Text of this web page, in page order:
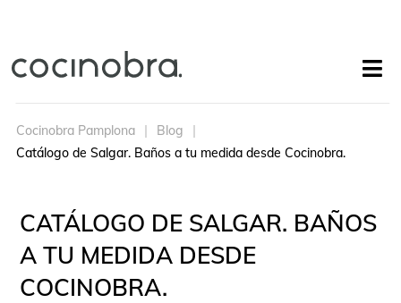
Cocinobra Pamplona
Blog
Catálogo de Salgar. Baños a tu medida desde Cocinobra.
CATÁLOGO DE SALGAR. BAÑOS
A TU MEDIDA DESDE
COCINOBRA.